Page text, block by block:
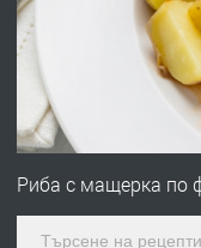
ПРЕДЛАГА
Риба с мащерка по